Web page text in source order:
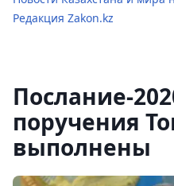
Редакция Zakon.kz
Послание-
поручения
выполнены